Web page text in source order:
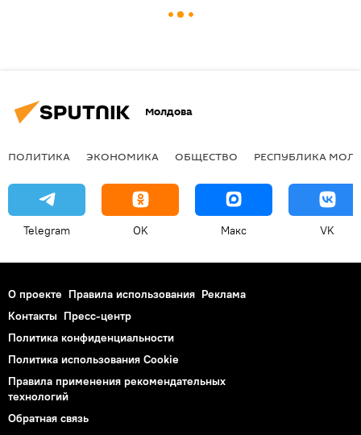
Молдова
ПОЛИТИКА ЭКОНОМИКА ОБЩЕСТВО РЕСПУБЛИКА
Telegram OK Макс VK
О проекте Правила использования Реклама
Контакты Пресс-центр
Политика конфиденциальности
Политика использования Cookie
Правила применения рекомендательных
технологий
Обратная связь